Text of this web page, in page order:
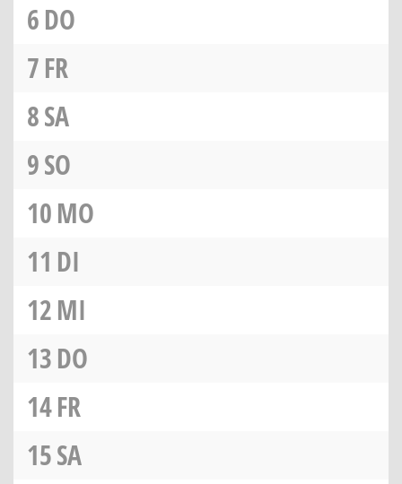
6DO
7FR
8SA
9SO
10MO
11 DI
12MI
13DO
14FR
15SA